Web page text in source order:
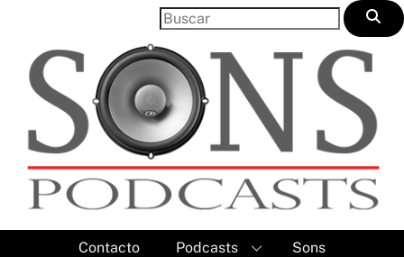
content
Contacto Podcasts Sons